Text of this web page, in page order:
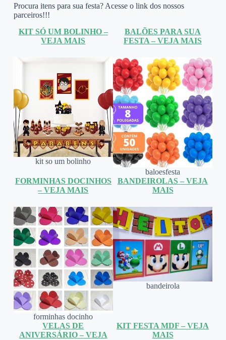
Procura itens para sua festa? Acesse o link dos nossos
parceiros!!!
KIT SÓ UM BOLINHO –
VEJA MAIS
kit so um bolinho
BALÕES PARA SUA
FESTA – VEJA MAIS
baloesfesta
FORMINHAS DOCINHOS
– VEJA MAIS
forminhas docinho
BANDEIROLAS – VEJA
MAIS
bandeirola
VELAS DE
ANIVERSÁRIO – VEJA
KIT FESTA MDF – VEJA
MAIS